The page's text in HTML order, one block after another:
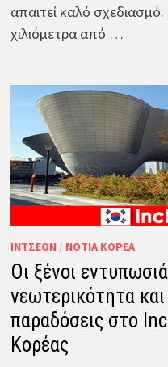
απαιτεί καλό
χιλιόμετρα από …
ΊΝΤΣΕΟΝ / ΝΌΤΙΑ ΚΟΡΈΑ
Οι ξένοι
νεωτερικότητα και
παραδόσεις στο
Κορέας